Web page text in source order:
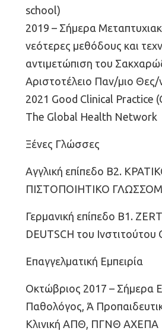
school)
2019 – Σήμερα
νεότερες μεθόδους και
αντιμετώπιση του
Αριστοτέλειο Παν/μιο Θες/
2021 Good Clinical Practice
The Global Health Network
Ξένες Γλώσσες
Αγγλική επίπεδο Β2.
ΠΙΣΤΟΠΟΙΗΤΙΚΟ
Γερμανική επίπεδο Β1.
DEUTSCH του Ινστιτούτου
Επαγγελματική Εμπειρία
Οκτώβριος 2017 – Σήμερα
Παθολόγος, Ά
Κλινική ΑΠΘ, ΠΓΝΘ ΑΧΕΠΑ